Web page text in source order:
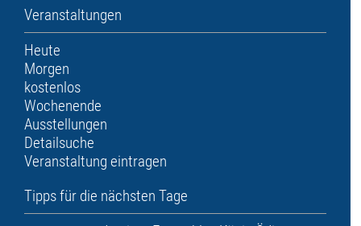
Veranstaltungen
Heute
Morgen
kostenlos
Wochenende
Ausstellungen
Detailsuche
Veranstaltung eintragen
Tipps für die nächsten Tage